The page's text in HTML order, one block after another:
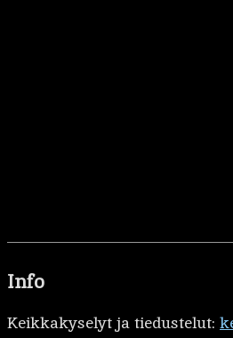
Info
Keikkakyselyt ja tiedustelut: